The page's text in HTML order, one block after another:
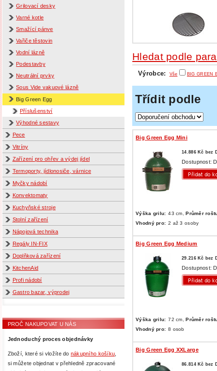
Grilovací desky
Varné kotle
Smažící pánve
Vařiče těstovin
Vodní lázně
Podestavby
Neutrální prvky
Sous Vide vakuové lázně
Big Green Egg
Příslušenství
Výhodné sestavy
Pece
Vitríny
Zařízení pro ohřev a výdej jídel
Termoporty, jídlonosiče, várnice
Myčky nádobí
Konvektomaty
Kuchyňské stroje
Stolní zařízení
Nápojová technika
Regály IN-FIX
Doplňková zařízení
KitchenAid
Profi nádobí
Gastro bazar, výprodej
PROČ NAKUPOVAT U NÁS
Jednoduchý proces objednávky
Zboží, které si vložíte do nákupního košíku,
si můžete objednat v přehledně zpracované
Hledat podle
Výrobce: Vše BIG GREEN
Třídit podle
Big Green Egg Mini
14.886 Kč bez
Dostupnost:
Výška grilu: 43 cm,Průměr
Vhodný pro: 2 až 3 osoby
Big Green Egg Medium
29.216 Kč bez
Dostupnost:
Výška grilu: 72 cm,Průměr
Vhodný pro: 8 osob
Big Green Egg XXLarge
86.814 Kč bez